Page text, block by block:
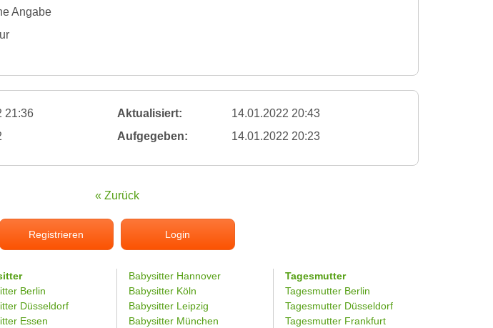
Angabe
21:36 Aktualisiert:
14.01.2022 20:43
Aufgegeben: 14.01.2022 20:23
« Zurück
Registrieren Login
Berlin
Düsseldorf
Essen
Babysitter Hannover
Babysitter Köln
Babysitter Leipzig
Babysitter München
Tagesmutter
Tagesmutter Berlin
Tagesmutter Düsseldorf
Tagesmutter Frankfurt